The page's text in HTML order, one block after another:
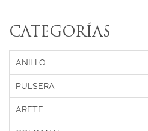
CATEGORÍAS
ANILLO
PULSERA
ARETE